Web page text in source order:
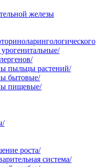
железы
пыльцы растений/
бытовые/
пищевые/
роста/
система/